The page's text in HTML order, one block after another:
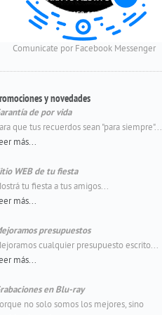
Comunicate por Facebook Messenger
y novedades
de por vida
que tus recuerdos sean "para siempre"...
más...
WEB de tu fiesta
tu fiesta a tus amigos...
más...
presupuestos
cualquier presupuesto escrito...
más...
en Blu-ray
no solo somos los mejores, sino